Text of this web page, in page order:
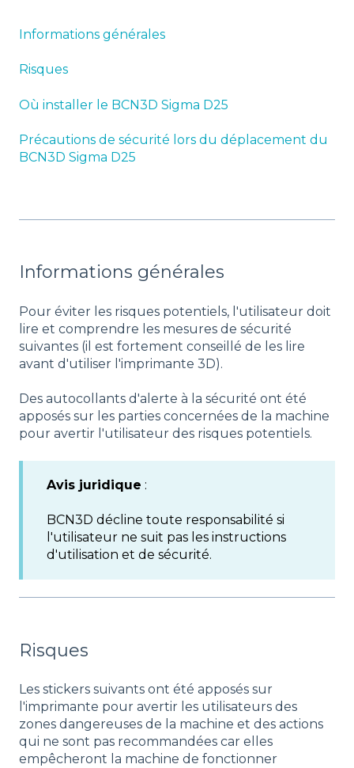
Informations générales
Risques
Où installer le BCN3D Sigma D25
Précautions de sécurité lors du déplacement du
BCN3D Sigma D25
Informations générales
Pour éviter les risques potentiels, l'utilisateur doit
lire et comprendre les mesures de sécurité
suivantes (il est fortement conseillé de les lire
avant d'utiliser l'imprimante 3D).
Des autocollants d'alerte à la sécurité ont été
apposés sur les parties concernées de la machine
pour avertir l'utilisateur des risques potentiels.
Avis juridique :
BCN3D décline toute responsabilité si
l'utilisateur ne suit pas les instructions
d'utilisation et de sécurité.
Risques
Les stickers suivants ont été apposés sur
l'imprimante pour avertir les utilisateurs des
zones dangereuses de la machine et des actions
qui ne sont pas recommandées car elles
empêcheront la machine de fonctionner